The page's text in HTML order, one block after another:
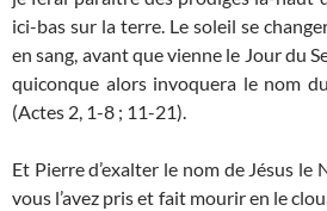
ici-bas sur la terre. Le soleil se
en sang, avant que vienne le Jour du
quiconque alors invoquera le nom du
(Actes 2, 1-8 ; 11-21).
Et Pierre d’exalter le nom de Jésus le
vous l’avez pris et fait mourir en le